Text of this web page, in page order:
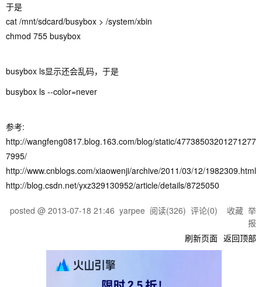
于是
cat /mnt/sdcard/busybox > /system/xbin
chmod 755 busybox
busybox ls显示还会乱码，于是
busybox ls --color=never
参考:
http://wangfeng0817.blog.163.com/blog/static/47738503201271277
7995/
http://www.cnblogs.com/xiaowenji/archive/2011/03/12/1982309.html
http://blog.csdn.net/yxz329130952/article/details/8725050
posted @ 2013-07-18 21:46 yarpee 阅读(326) 评论(0) 收藏 举
报
刷新页面 返回顶部